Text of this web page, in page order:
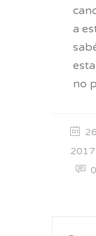
a
no
2017
0